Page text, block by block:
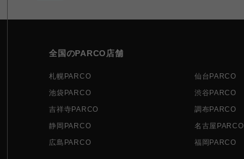
全国のPARCO店舗
札幌PARCO 仙台PARCO
池袋PARCO
渋谷PARCO
吉祥寺PARCO
調布PARCO
静岡PARCO
名古屋PARCO
広島PARCO
福岡PARCO